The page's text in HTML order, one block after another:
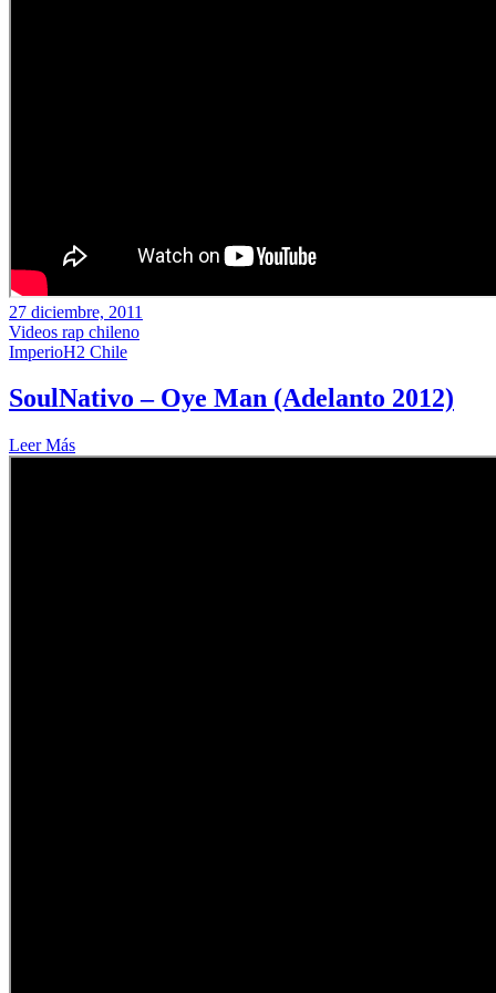
27 diciembre, 2011
Videos rap chileno
ImperioH2 Chile
SoulNativo – Oye Man (Adelanto 2012)
Leer Más